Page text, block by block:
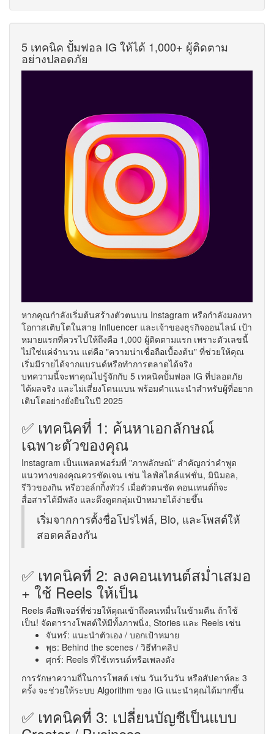
5 เทคนิค ปั้มฟอล IG ให้ได้ 1,000+ ผู้ติดตาม
อย่างปลอดภัย
หากคุณกำลังเริ่มต้นสร้างตัวตนบน Instagram หรือกำลังมองหา
โอกาสเติบโตในสาย Influencer และเจ้าของธุรกิจออนไลน์ เป้า
หมายแรกที่ควรไปให้ถึงคือ 1,000 ผู้ติดตามแรก เพราะตัวเลขนี้
ไม่ใช่แค่จำนวน แต่คือ "ความน่าเชื่อถือเบื้องต้น" ที่ช่วยให้คุณ
เริ่มมีรายได้จากแบรนด์หรือทำการตลาดได้จริง
บทความนี้จะพาคุณไปรู้จักกับ 5 เทคนิคปั้มฟอล IG ที่ปลอดภัย
ได้ผลจริง และไม่เสี่ยงโดนแบน พร้อมคำแนะนำสำหรับผู้ที่อยาก
เติบโตอย่างยั่งยืนในปี 2025
✅ เทคนิคที่ 1: ค้นหาเอกลักษณ์
เฉพาะตัวของคุณ
Instagram เป็นแพลตฟอร์มที่ "ภาพลักษณ์" สำคัญกว่าคำพูด
แนวทางของคุณควรชัดเจน เช่น ไลฟ์สไตล์แฟชั่น, มินิมอล,
รีวิวของกิน หรือวอล์กกิ้งทัวร์ เมื่อตัวตนชัด คอนเทนต์ก็จะ
สื่อสารได้มีพลัง และดึงดูดกลุ่มเป้าหมายได้ง่ายขึ้น
เริ่มจากการตั้งชื่อโปรไฟล์, Bio, และโพสต์ให้
สอดคล้องกัน
✅ เทคนิคที่ 2: ลงคอนเทนต์สม่ำเสมอ
+ ใช้ Reels ให้เป็น
Reels คือฟีเจอร์ที่ช่วยให้คุณเข้าถึงคนหมื่นในข้ามคืน ถ้าใช้
เป็น! จัดตารางโพสต์ให้มีทั้งภาพนิ่ง, Stories และ Reels เช่น
จันทร์: แนะนำตัวเอง / บอกเป้าหมาย
พุธ: Behind the scenes / วิธีทำคลิป
ศุกร์: Reels ที่ใช้เทรนด์หรือเพลงดัง
การรักษาความถี่ในการโพสต์ เช่น วันเว้นวัน หรือสัปดาห์ละ 3
ครั้ง จะช่วยให้ระบบ Algorithm ของ IG แนะนำคุณได้มากขึ้น
✅ เทคนิคที่ 3: เปลี่ยนบัญชีเป็นแบบ